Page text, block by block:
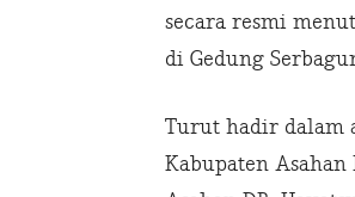
secara resmi
di Gedung
Turut hadir dalam
Kabupaten Asahan